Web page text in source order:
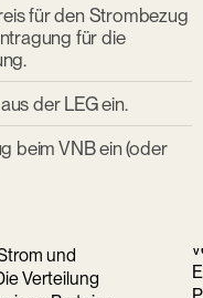
für den Strombezug
für die
der LEG ein.
beim VNB ein (oder
LEG
einem
und
Verteilung